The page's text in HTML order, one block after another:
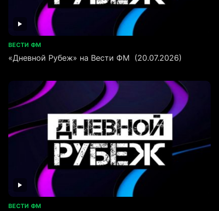
ВЕСТИ ФМ
«Дневной Рубеж» на Вести ФМ (20.07.2026)
ВЕСТИ ФМ